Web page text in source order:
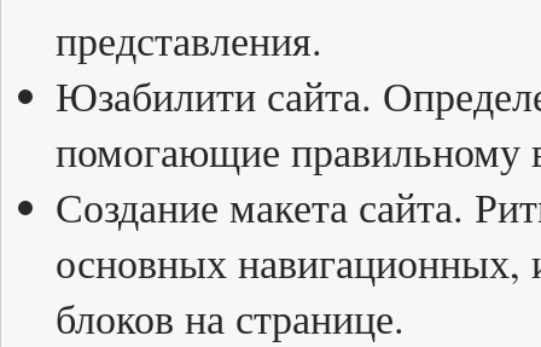
представления.
Юзабилити сайта.
помогающие правильному
Создание макета сайта.
основных
блоков на странице.